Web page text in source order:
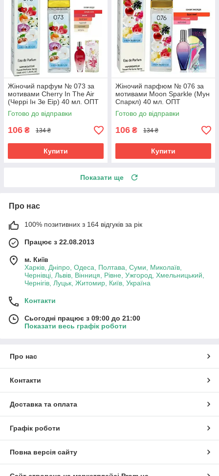
Жіночий парфум № 073 за
мотивами Cherry In The Air
(Черрі Ін Зе Еір) 40 мл. ОПТ
Готово до відправки
106 ₴ 134 ₴
Купити
Жіночий парфюм № 076 за
мотивами Moon Sparkle (Мун
Спаркл) 40 мл. ОПТ
Готово до відправки
106 ₴ 134 ₴
Купити
Показати ще
Про нас
100% позитивних з 164 відгуків за рік
Працює з 22.08.2013
м. Київ
Харків, Дніпро, Одеса, Полтава, Суми, Миколаїв,
Чернівці, Львів, Вінниця, Рівне, Ужгород, Хмельницький,
Чернігів, Луцьк, Житомир, Київ, Україна
Контакти
Сьогодні працює з 09:00 до 21:00
Показати весь графік роботи
Про нас
Контакти
Доставка та оплата
Графік роботи
Повна версія сайту